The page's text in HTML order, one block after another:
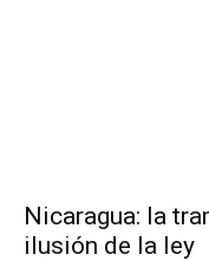
Nicaragua: la
ilusión de la ley